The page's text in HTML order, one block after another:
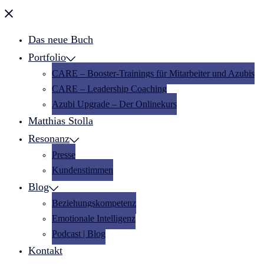
Menü
Das neue Buch
Portfolio
CARE – Booster-Trainings für Mitarbeiter und Azubis
CARE – Leadership Coaching
Azubi Upgrade – Der Onlinekurs
Matthias Stolla
Resonanz
Presse
Kundenstimmen
Blog
Beziehungskompetenz
Emotionale Intelligenz
Podcast | Blog
Kontakt